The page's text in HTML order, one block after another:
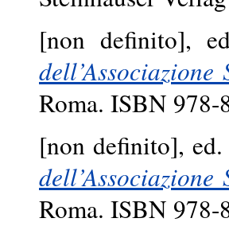
[non definito],
Roma. ISBN
[non definito],
Roma. ISBN